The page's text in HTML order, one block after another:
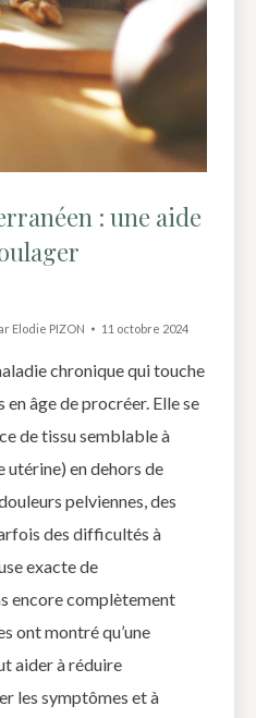
: une aide
Elodie PIZON 11 octobre 2024
chronique qui touche
âge de procréer. Elle se
de tissu semblable à
utérine) en dehors de
pelviennes, des
des difficultés à
exacte de
encore complètement
ont montré qu’une
aider à réduire
les symptômes et à